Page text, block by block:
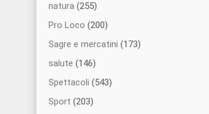
natura (255)
Pro Loco (200)
Sagre e mercatini (173)
salute (146)
Spettacoli (543)
Sport (203)